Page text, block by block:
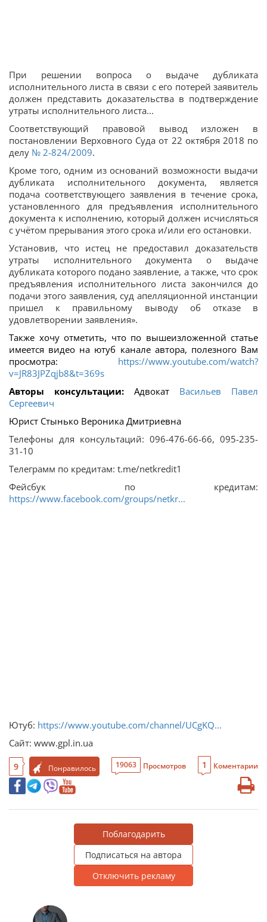
При решении вопроса о выдаче дубликата
исполнительного листа в связи с его потерей заявитель
должен представить доказательства в подтверждение
утраты исполнительного листа...
Соответствующий правовой вывод изложен в
постановлении Верховного Суда от 22 октября 2018 по
делу № 2-824/2009.
Кроме того, одним из оснований возможности выдачи
дубликата исполнительного документа, является
подача соответствующего заявления в течение срока,
установленного для предъявления исполнительного
документа к исполнению, который должен исчисляться
с учётом прерывания этого срока и/или его остановки.
Установив, что истец не предоставил доказательств
утраты исполнительного документа о выдаче
дубликата которого подано заявление, а также, что срок
предъявления исполнительного листа закончился до
подачи этого заявления, суд апелляционной инстанции
пришел к правильному выводу об отказе в
удовлетворении заявления».
Также хочу отметить, что по вышеизложенной статье
имеется видео на ютуб канале автора, полезного Вам
просмотра: https://www.youtube.com/watch?
v=JR83JPZqjb8&t=369s
Авторы консультации: Адвокат Васильев Павел
Сергеевич
Юрист Стынько Вероника Дмитриевна
Телефоны для консультаций: 096-476-66-66, 095-235-
31-10
Телеграмм по кредитам: t.me/netkredit1
Фейсбук по кредитам:
https://www.facebook.com/groups/netkr...
Ютуб: https://www.youtube.com/channel/UCgKQ...
Сайт: www.gpl.in.ua
9 Понравилось 19063 Просмотров 1 Коментарии
Поблагодарить
Подписаться на автора
Отключить рекламу